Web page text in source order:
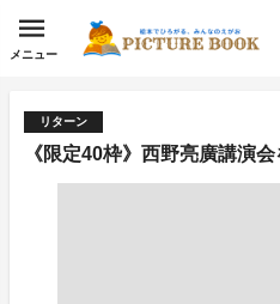
メニュー
リターン
《限定40枠》西野亮廣講演